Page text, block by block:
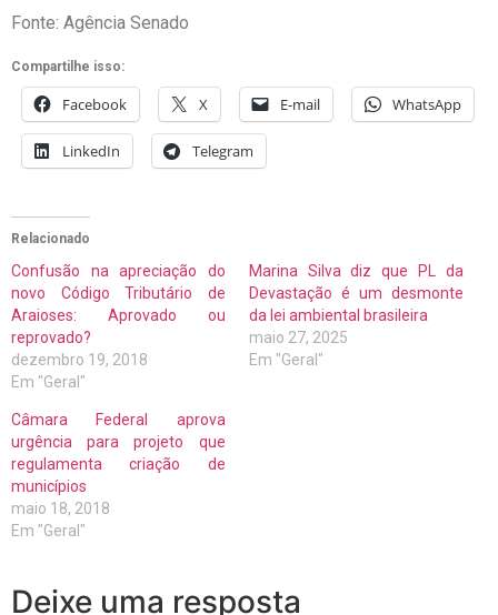
Fonte: Agência Senado
Compartilhe isso:
Facebook X E-mail WhatsApp
LinkedIn Telegram
Relacionado
Confusão na apreciação do
novo Código Tributário de
Araioses: Aprovado ou
reprovado?
dezembro 19, 2018
Em "Geral"
Marina Silva diz que PL da
Devastação é um desmonte
da lei ambiental brasileira
maio 27, 2025
Em "Geral"
Câmara Federal aprova
urgência para projeto que
regulamenta criação de
municípios
maio 18, 2018
Em "Geral"
Deixe uma resposta